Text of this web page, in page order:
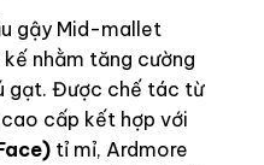
gậy Mid-mallet
nhằm tăng cường
gạt. Được chế tác từ
cao cấp kết hợp với
tỉ mỉ, Ardmore